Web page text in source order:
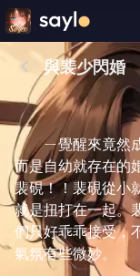
與裴少閃婚
ㄧ覺醒來竟然
而是自幼就存在的
裴硯！！裴硯從小
就是扭打在一起。
們只好乖乖接受，
氣氛有些微妙。